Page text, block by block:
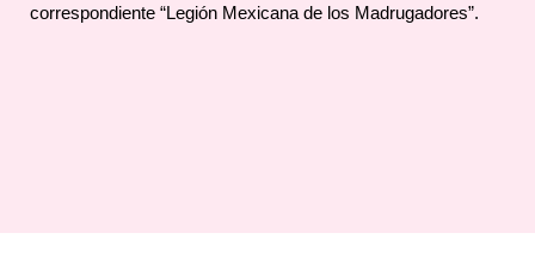
correspondiente “Legión Mexicana de los Madrugadores”.